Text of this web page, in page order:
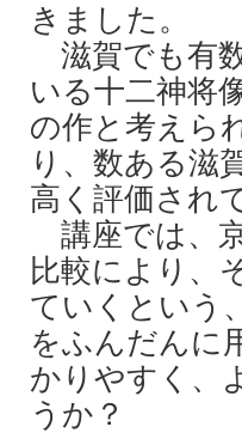
きました。
滋賀でも有
いる十二神将
の作と考えら
り、数ある滋
高く評価され
講座では、
比較により、
ていくという
をふんだんに
かりやすく、
うか？